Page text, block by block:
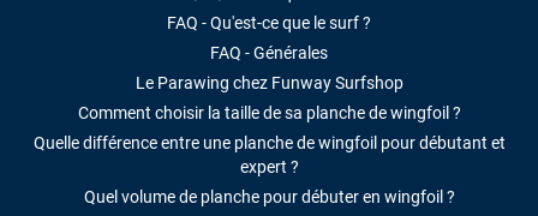
FAQ - Qu'est-ce que le surf ?
FAQ - Générales
Le Parawing chez Funway Surfshop
Comment choisir la taille de sa planche de wingfoil ?
Quelle différence entre une planche de wingfoil pour débutant et
expert ?
Quel volume de planche pour débuter en wingfoil ?